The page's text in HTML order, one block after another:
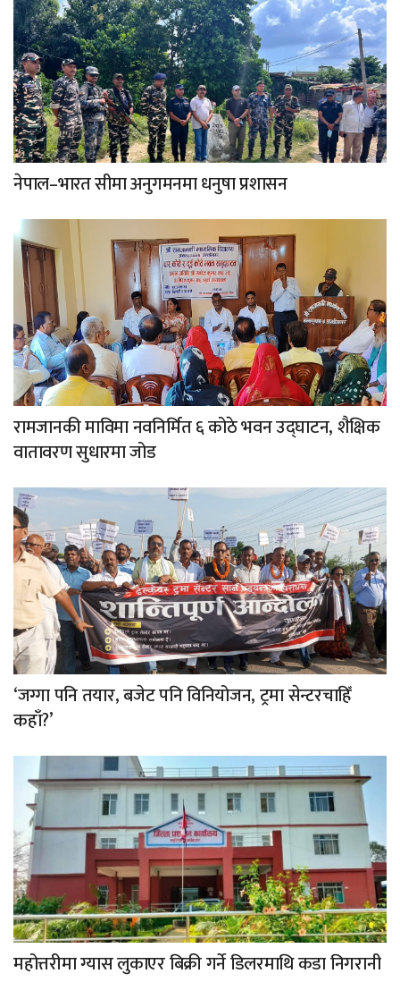
नेपाल–भारत सीमा अनुगमनमा धनुषा प्रशासन
रामजानकी माविमा नवनिर्मित ६ कोठे भवन उद्घाटन, शैक्षिक
वातावरण सुधारमा जोड
‘जग्गा पनि तयार, बजेट पनि विनियोजन, ट्रमा सेन्टरचाहिँ
कहाँ?’
महोत्तरीमा ग्यास लुकाएर बिक्री गर्ने डिलरमाथि कडा निगरानी